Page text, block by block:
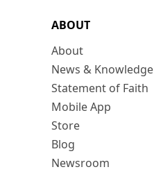
ABOUT
About
News & Knowledge
Statement of Faith
Mobile App
Store
Blog
Newsroom